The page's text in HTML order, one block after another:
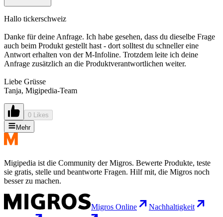
Hallo tickerschweiz
Danke für deine Anfrage. Ich habe gesehen, dass du dieselbe Frage
auch beim Produkt gestellt hast - dort solltest du schneller eine
Antwort erhalten von der M-Infoline. Trotzdem leite ich deine
Anfrage zusätzlich an die Produktverantwortlichen weiter.
Liebe Grüsse
Tanja, Migipedia-Team
0 Likes
Mehr
Migipedia ist die Community der Migros. Bewerte Produkte, teste
sie gratis, stelle und beantworte Fragen. Hilf mit, die Migros noch
besser zu machen.
Migros Online
Nachhaltigkeit